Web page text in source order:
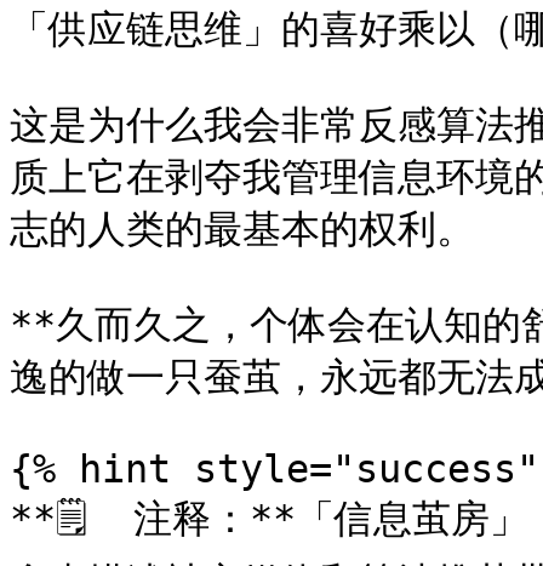
「供应链思维」的喜好乘以（
这是为什么我会非常反感算
质上它在剥夺我管理信息环境
志的人类的最基本的权利。
**久而久之，个体会在认知的
逸的做一只蚕茧，永远都无法
{% hint style="success"
**🗒  注释：**「信息茧房